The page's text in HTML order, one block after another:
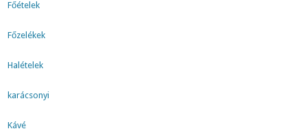
Főételek
Főzelékek
Halételek
karácsonyi
Kávé